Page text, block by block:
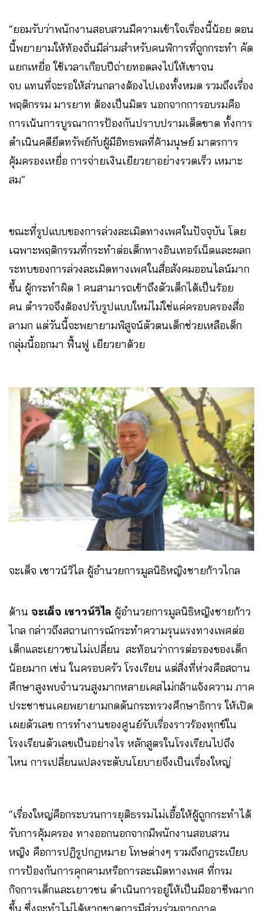
“ยอมรับว่าพนักงานสอบสวนมีความเข้าใจเรื่องนี้น้อย ตอน
นี้พยายามให้ท้องถิ่นมีล่ามสำหรับคนพิการที่ถูกกระทำ คัด
แยกเหยื่อ ใช้เวลาเกือบปีถ่ายทอดลงไปให้เขาจน
จบ แทนที่จะรอให้ส่วนกลางต้องไปเองทั้งหมด รวมถึงเรื่อง
พฤติกรรม มารยาท ต้องเป็นมิตร นอกจากการอบรมคือ
การเน้นการบูรณาการป้องกันปราบปรามเด็ดขาด ทั้งการ
ดำเนินคดียึดทรัพย์กับผู้มีอิทธพลที่ค้ามนุษย์ มาตรการ
คุ้มครองเหยื่อ การจ่ายเงินเยียวยาอย่างรวดเร็ว เหมาะ
สม”
ขณะที่รูปแบบของการล่วงละเมิดทางเพศในปัจจุบัน โดย
เฉพาะพฤติกรรมที่กระทำต่อเด็กทางอินเทอร์เน็ตและผลก
ระทบของการล่วงละเมิดทางเพศในสื่อสังคมออนไลน์มาก
ขึ้น ผู้กระทำผิด 1 คนสามารถเข้าถึงตัวเด็กได้เป็นร้อย
คน ตำรวจจึงต้องปรับรูปแบบใหม่ไม่ใช่แค่ครอบครองสื่อ
ลามก แต่วันนี้จะพยายามพิสูจน์ตัวตนเด็กช่วยเหลือเด็ก
กลุ่มนี้ออกมา ฟื้นฟู เยียวยาด้วย
จะเด็จ เชาวน์วิไล ผู้อำนวยการมูลนิธิหญิงชายก้าวไกล
ด้าน จะเด็จ เชาวน์วิไล ผู้อำนวยการมูลนิธิหญิงชายก้าว
ไกล กล่าวถึงสถานการณ์กระทำความรุนแรงทางเพศต่อ
เด็กและเยาวชนไม่เปลี่ยน สะท้อนว่าการต่อรองของเด็ก
น้อยมาก เช่น ในครอบครัว โรงเรียน แต่สิ่งที่ห่วงคือสถาน
ศึกษาสูงพบจำนวนสูงมากหลายเคสไม่กล้าแจ้งความ ภาค
ประชาชนเคยพยายามกดดันกระทรวงศึกษาธิการ ให้เปิด
เผยตัวเลข การทำงานของศูนย์รับเรื่องราวร้องทุกข์ใน
โรงเรียนตัวเลขเป็นอย่างไร หลักสูตรในโรงเรียนไปถึง
ไหน การเปลี่ยนแปลงระดับนโยบายจึงเป็นเรื่องใหญ่
“เรื่องใหญ่คือกระบวนการยุติธรรมไม่เอื้อให้ผู้ถูกกระทำได้
รับการคุ้มครอง ทางออกนอกจากมีพนักงานสอบสวน
หญิง คือการปฎิรูปกฎหมาย โทษต่างๆ รวมถึงกฎระเบียบ
การป้องกันการคุกคามหรือการละเมิดทางเพศ ที่กรม
กิจการเด็กและเยาวชน ดำเนินการอยู่ให้เป็นมืออาชีพมาก
ขึ้น ซึ่งจะทำไม่ได้หากขาดการมีส่วนร่วมจากภาค